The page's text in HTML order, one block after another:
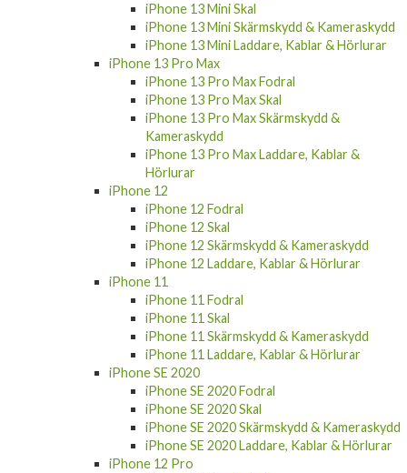
iPhone 13 Mini Skal
iPhone 13 Mini Skärmskydd & Kameraskydd
iPhone 13 Mini Laddare, Kablar & Hörlurar
iPhone 13 Pro Max
iPhone 13 Pro Max Fodral
iPhone 13 Pro Max Skal
iPhone 13 Pro Max Skärmskydd &
Kameraskydd
iPhone 13 Pro Max Laddare, Kablar &
Hörlurar
iPhone 12
iPhone 12 Fodral
iPhone 12 Skal
iPhone 12 Skärmskydd & Kameraskydd
iPhone 12 Laddare, Kablar & Hörlurar
iPhone 11
iPhone 11 Fodral
iPhone 11 Skal
iPhone 11 Skärmskydd & Kameraskydd
iPhone 11 Laddare, Kablar & Hörlurar
iPhone SE 2020
iPhone SE 2020 Fodral
iPhone SE 2020 Skal
iPhone SE 2020 Skärmskydd & Kameraskydd
iPhone SE 2020 Laddare, Kablar & Hörlurar
iPhone 12 Pro